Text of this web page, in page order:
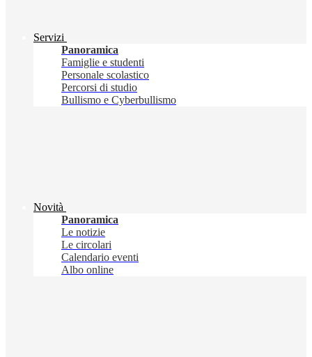
Servizi
Panoramica
Famiglie e studenti
Personale scolastico
Percorsi di studio
Bullismo e Cyberbullismo
Novità
Panoramica
Le notizie
Le circolari
Calendario eventi
Albo online